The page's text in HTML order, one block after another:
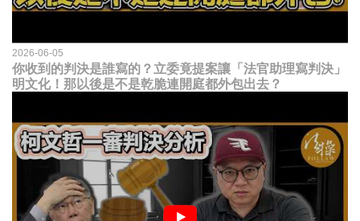
2026-06-05
你收到的判決是誰寫的？立委竟提案讓「法官助理寫判決」
明文化！那以後是不是乾脆連開庭都外包出去？